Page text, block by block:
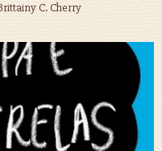
C. Cherry